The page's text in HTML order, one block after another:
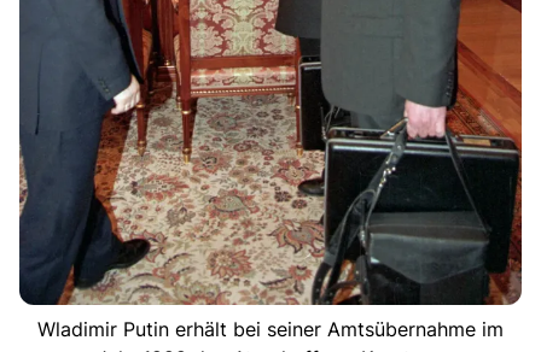
Wladimir Putin erhält bei seiner Amtsübernahme im